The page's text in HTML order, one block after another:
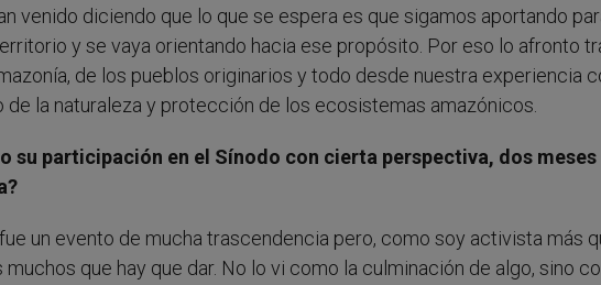
venido diciendo que lo que se espera es que sigamos aportando
y se vaya orientando hacia ese propósito. Por eso lo afronto
de los pueblos originarios y todo desde nuestra experiencia
de la naturaleza y protección de los ecosistemas amazónicos.
su participación en el Sínodo con cierta perspectiva, dos meses
un evento de mucha trascendencia pero, como soy activista más
que hay que dar. No lo vi como la culminación de algo, sino